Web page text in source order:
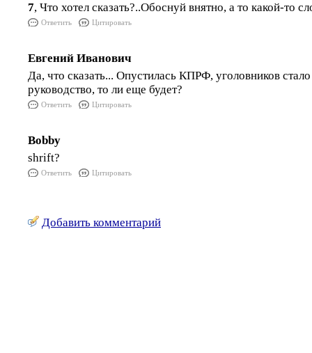
7, Что хотел сказать?..Обоснуй внятно, а то какой-то
Ответить Цитировать
Евгений Иванович
Да, что сказать... Опустилась КПРФ, уголовников
руководство, то ли еще будет?
Ответить Цитировать
Bobby
shrift?
Ответить Цитировать
Добавить комментарий